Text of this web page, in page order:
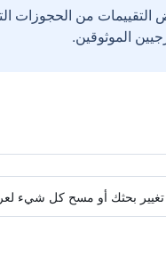
من الحجوزات
تغيير بحثك أو مسح كل شيء